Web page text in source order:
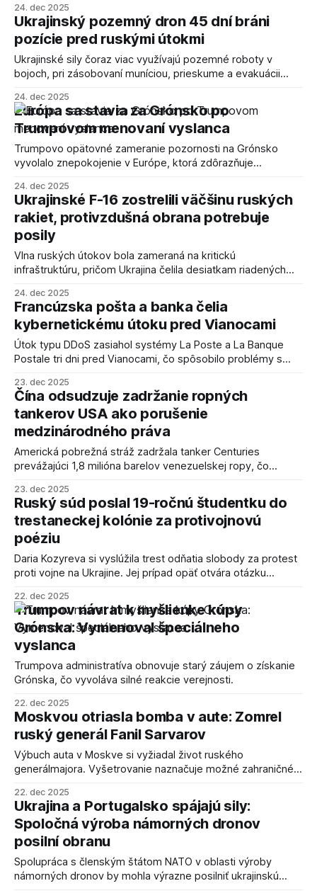
24. dec 2025
Ukrajinský pozemný dron 45 dní bráni
pozície pred ruskými útokmi
Ukrajinské sily čoraz viac využívajú pozemné roboty v
bojoch, pri zásobovaní muníciou, prieskume a evakuácii
24. dec 2025
Európa sa stavia za Grónsko po
Trumpovom menovaní vyslanca
Trumpovo opätovné zameranie pozornosti na Grónsko
vyvolalo znepokojenie v Európe, ktorá zdôrazňuje
pripojenie k USA.
24. dec 2025
Ukrajinské F-16 zostrelili väčšinu ruských
rakiet, protivzdušná obrana potrebuje
posily
Vlna ruských útokov bola zameraná na kritickú
infraštruktúru, pričom Ukrajina čelila desiatkam riadených
ale závislosť od F-16 podčiarkuje nedostatok munície.
24. dec 2025
Francúzska pošta a banka čelia
kybernetickému útoku pred Vianocami
Útok typu DDoS zasiahol systémy La Poste a La Banque
Postale tri dni pred Vianocami, čo spôsobilo problémy s
23. dec 2025
Čína odsudzuje zadržanie ropných
tankerov USA ako porušenie
medzinárodného práva
Americká pobrežná stráž zadržala tanker Centuries
prevážajúci 1,8 milióna barelov venezuelskej ropy, čo
23. dec 2025
Ruský súd poslal 19-ročnú študentku do
trestaneckej kolónie za protivojnovú
poéziu
Daria Kozyreva si vyslúžila trest odňatia slobody za protest
proti vojne na Ukrajine. Jej prípad opäť otvára otázku
22. dec 2025
Trumpov návrat k myšlienke kúpy
Grónska: Vymenoval špeciálneho
vyslanca
Trumpova administratíva obnovuje starý záujem o získanie
Grónska, čo vyvoláva silné reakcie verejnosti.
22. dec 2025
Moskvou otriasla bomba v aute: Zomrel
ruský generál Fanil Sarvarov
Výbuch auta v Moskve si vyžiadal život ruského
generálmajora. Vyšetrovanie naznačuje možné zahraničné
22. dec 2025
Ukrajina a Portugalsko spájajú sily:
Spoločná výroba námorných dronov
posilní obranu
Spolupráca s členským štátom NATO v oblasti výroby
námorných dronov by mohla výrazne posilniť ukrajinskú